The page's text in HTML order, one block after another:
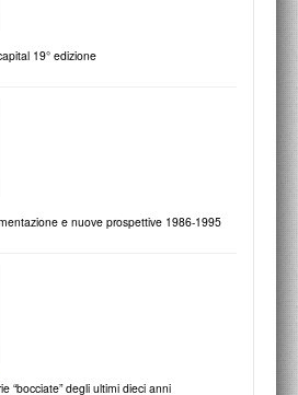
della Collezione Alessi
19° edizione
e nuove prospettive 1986-1995
“bocciate” degli ultimi dieci anni